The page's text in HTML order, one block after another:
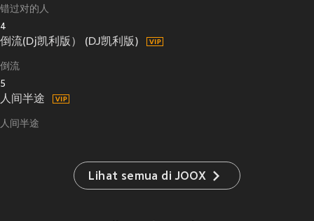
错过对的人
4
倒流(Dj凯利版） (DJ凯利版)
倒流
5
人间半途
人间半途
Lihat semua di JOOX